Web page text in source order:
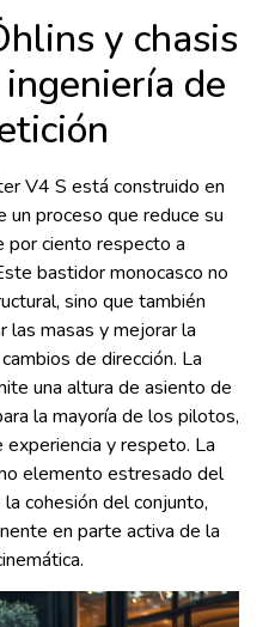
y chasis
de
V4 S está construido en
un proceso que reduce su
por ciento respecto a
bastidor monocasco no
sino que también
las masas y mejorar la
de dirección. La
una altura de asiento de
la mayoría de los pilotos,
y respeto. La
elemento estresado del
cohesión del conjunto,
en parte activa de la